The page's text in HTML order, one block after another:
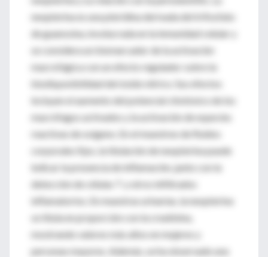
neopterina es una pteridina derivada del trifosfato
de guanosina, involucrada en la inmunidad celular y
se considera un biomarcador de la activación
macrofágica con un efecto regulador sobre la
biodisponibilidad del óxido nítrico. Sus efectos
incluyen el aumento del potencial citotóxico de los
macrófagos activados y la activación de especies
reactivas de oxígeno. En el muestreo de fluidos
corporales fijos, la titulación de neopterina puede
indicar la presencia de inflamación, junto con la
detección de células T y otros infiltrados
inflamatorios. En muestras urinarias, la neopterina
se titula en proporción con la creatinina,
mostrando valores más altos en mujeres y
personas mayores. Además, se ha observado una